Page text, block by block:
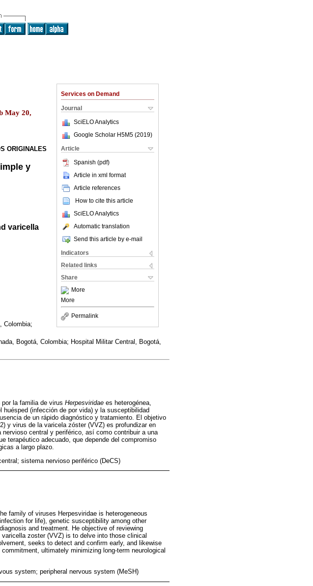
Services on Demand
Journal
SciELO Analytics
Google Scholar H5M5 (2019)
Article
Spanish (pdf)
Article in xml format
Article references
How to cite this article
SciELO Analytics
Automatic translation
Send this article by e-mail
Indicators
Related links
Share
More
More
Permalink
May 20,
ORIGINALES
y
varicella
Colombia;
Bogotá, Colombia; Hospital Militar Central, Bogotá,
la familia de virus Herpesviridae es heterogénea,
(infección de por vida) y la susceptibilidad
de un rápido diagnóstico y tratamiento. El objetivo
y virus de la varicela zóster (VVZ) es profundizar en
central y periférico, así como contribuir a una
terapéutico adecuado, que depende del compromiso
a largo plazo.
sistema nervioso periférico (DeCS)
family of viruses Herpesviridae is heterogeneous
for life), genetic susceptibility among other
and treatment. He objective of reviewing
zoster (VVZ) is to delve into those clinical
seeks to detect and confirm early, and likewise
ultimately minimizing long-term neurological
system; peripheral nervous system (MeSH)